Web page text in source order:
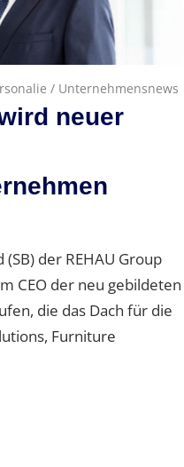
/ Unternehmensnews
neuer
der REHAU Group
CEO der neu gebildeten
die das Dach für die
Furniture